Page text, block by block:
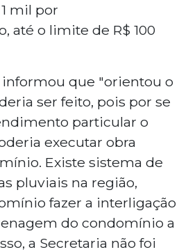
mil por
até o limite de R$ 100
informou que "orientou o
ser feito, pois por se
particular o
executar obra
Existe sistema de
pluviais na região,
fazer a interligação
do condomínio a
a Secretaria não foi